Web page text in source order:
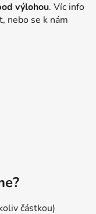
výlohou. Víc info
nebo se k nám
částkou)